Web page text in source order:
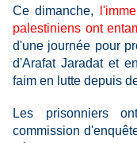
Ce dimanche,
palestiniens ont
d'une journée pour
d'Arafat Jaradat et
faim en lutte depuis
Les prisonniers
commission